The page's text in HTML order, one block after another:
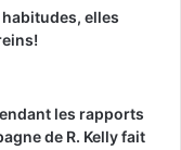
elles
les rapports
de R. Kelly fait